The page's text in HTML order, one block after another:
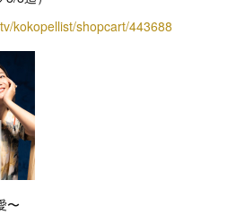
kokopellist/shopcart/443688
〜